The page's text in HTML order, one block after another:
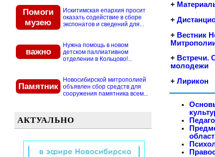
Помоги
музею
Искитимская епархия просит
оказать содействие в сборе
экспонатов и сведений для...
важно
Нужна помощь в новом
детском паллиативном
отделении в Кольцово!...
Памятник
Новосибирской митрополией
объявлен сбор средств для
сооружения памятника всем...
АКТУАЛЬНО
+
+
+ Вестник
+ Встречи.
молодежи
+ Лирикон
област